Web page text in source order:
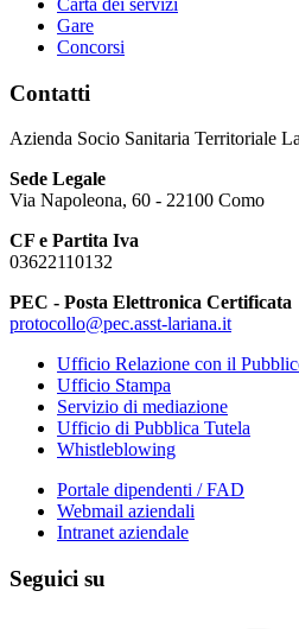
Gare
Concorsi
Contatti
Azienda Socio Sanitaria Territoriale
Sede Legale
Via Napoleona, 60 - 22100 Como
CF e Partita Iva
03622110132
PEC - Posta Elettronica Certificata
protocollo@pec.asst-lariana.it
Ufficio Relazione con il
Ufficio Stampa
Servizio di mediazione
Ufficio di Pubblica Tutela
Whistleblowing
Portale dipendenti / FAD
Webmail aziendali
Intranet aziendale
Seguici su